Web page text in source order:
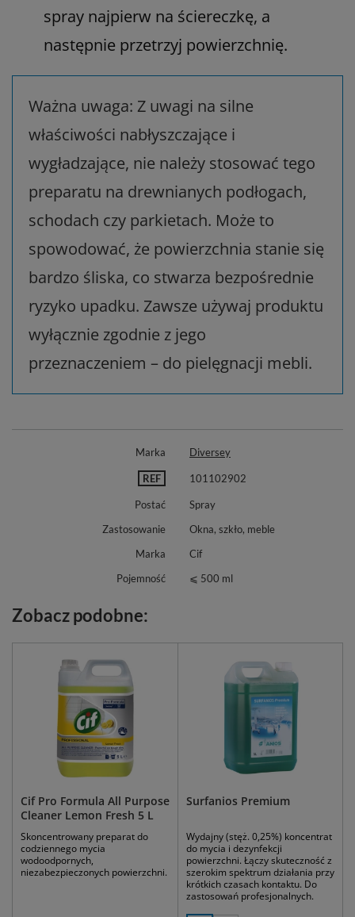
spray najpierw na ściereczkę, a
następnie przetrzyj powierzchnię.
Ważna uwaga: Z uwagi na silne
właściwości nabłyszczające i
wygładzające, nie należy stosować tego
preparatu na drewnianych podłogach,
schodach czy parkietach. Może to
spowodować, że powierzchnia stanie się
bardzo śliska, co stwarza bezpośrednie
ryzyko upadku. Zawsze używaj produktu
wyłącznie zgodnie z jego
przeznaczeniem – do pielęgnacji mebli.
Marka Diversey
REF 101102902
Postać
Spray
Zastosowanie
Okna, szkło, meble
Marka
Cif
Pojemność
⩽ 500 ml
Zobacz podobne:
Cif Pro Formula All Purpose
Cleaner Lemon Fresh 5 L
Skoncentrowany preparat do
codziennego mycia
wodoodpornych,
niezabezpieczonych powierzchni.
Surfanios Premium
Wydajny (stęż. 0,25%) koncentrat
do mycia i dezynfekcji
powierzchni. Łączy skuteczność z
szerokim spektrum działania przy
krótkich czasach kontaktu. Do
zastosowań profesjonalnych.